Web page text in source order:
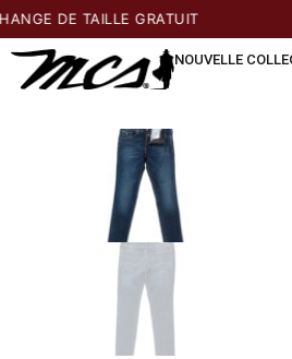
DE TAILLE GRATUIT
NOUVELLE